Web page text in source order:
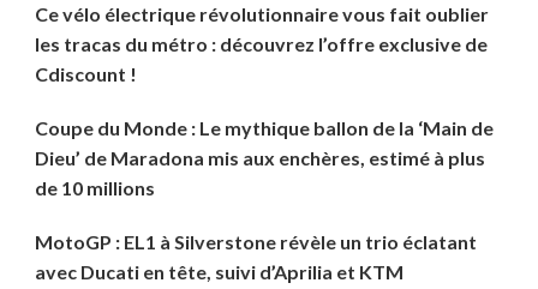
Ce vélo électrique révolutionnaire vous fait oublier
les tracas du métro : découvrez l’offre exclusive de
Cdiscount !
Coupe du Monde : Le mythique ballon de la ‘Main de
Dieu’ de Maradona mis aux enchères, estimé à plus
de 10 millions
MotoGP : EL1 à Silverstone révèle un trio éclatant
avec Ducati en tête, suivi d’Aprilia et KTM